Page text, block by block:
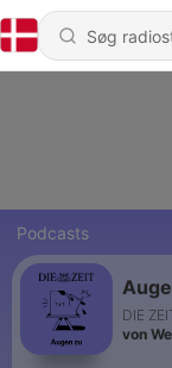
Podcasts
DIE
von